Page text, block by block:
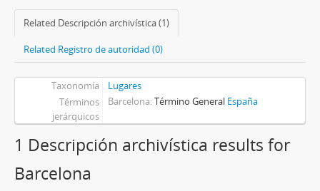
Related Descripción archivística (1)
Related Registro de autoridad (0)
Taxonomía
Lugares
Términos
jerárquicos
Barcelona Término General España
1 Descripción archivística results for
Barcelona